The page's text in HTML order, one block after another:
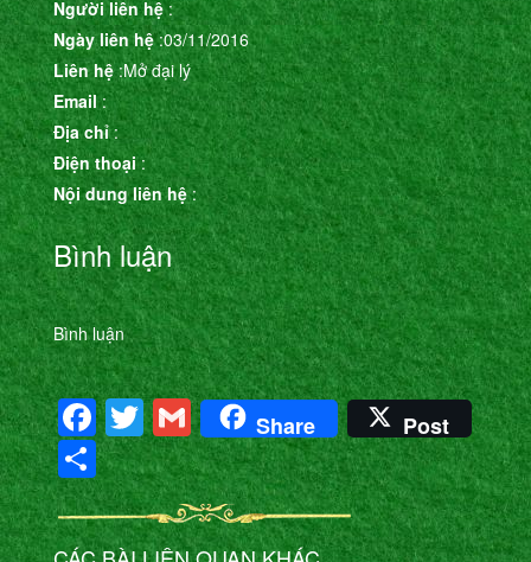
Người liên hệ:
Ngày liên hệ:03/11/2016
Liên hệ:Mở đại lý
Email:
Địa chỉ:
Điện thoại:
Nội dung liên hệ:
Bình luận
Bình luận
Facebook
Twitter
Gmail
Share Post
Share